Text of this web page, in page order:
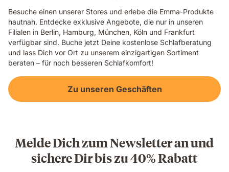
Besuche einen unserer Stores und erlebe die Emma-Produkte
hautnah. Entdecke exklusive Angebote, die nur in unseren
Filialen in Berlin, Hamburg, München, Köln und Frankfurt
verfügbar sind. Buche jetzt Deine kostenlose Schlafberatung
und lass Dich vor Ort zu unserem einzigartigen Sortiment
beraten – für noch besseren Schlafkomfort!
Zu unseren Geschäften
Melde Dich zum Newsletter an und
sichere Dir bis zu 40% Rabatt